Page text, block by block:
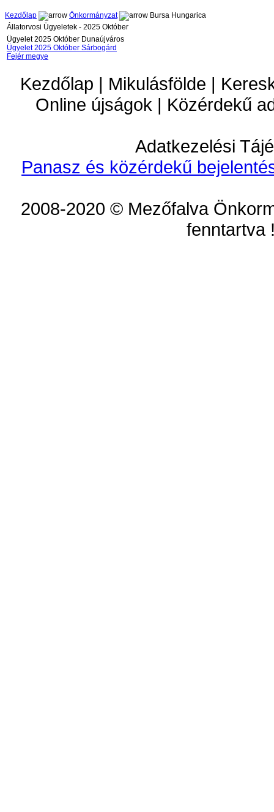
Kezdőlap Önkormányzat
Bursa Hungarica
Állatorvosi Ügyeletek - 2025 Október
Ügyelet 2025 Október Dunaújváros
Ügyelet 2025 Október Sárbogárd
Fejér megye
Kezdőlap | Mikulásfölde |
Online újságok | Közérdekű
Adatkezelési
Panasz és közérdekű
2008-2020 © Mezőfalva
fenntartva